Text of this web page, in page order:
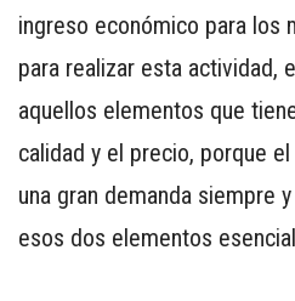
CONTÁCTENOS
AYUDA
TÉRMINOS
ingreso económico para los
para realizar esta actividad,
aquellos elementos que
calidad y el precio, porque
una gran demanda siempre
esos dos elementos